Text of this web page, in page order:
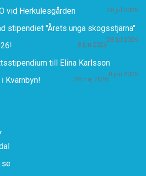
vid Herkulesgården 28 jul 2026
stipendiet "Årets unga skogsstjärna"
28 jul 2026
8 jun 2026
till Elina Karlsson
8 jun 2026
Kvarnbyn! 28 maj 2026